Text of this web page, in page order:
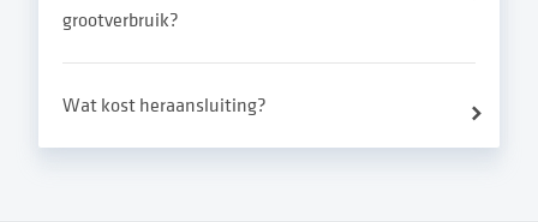
grootverbruik?
Wat kost heraansluiting?